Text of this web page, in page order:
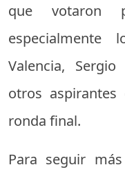
que votaron
especialmente
Valencia,
otros
ronda final.
Para seguir